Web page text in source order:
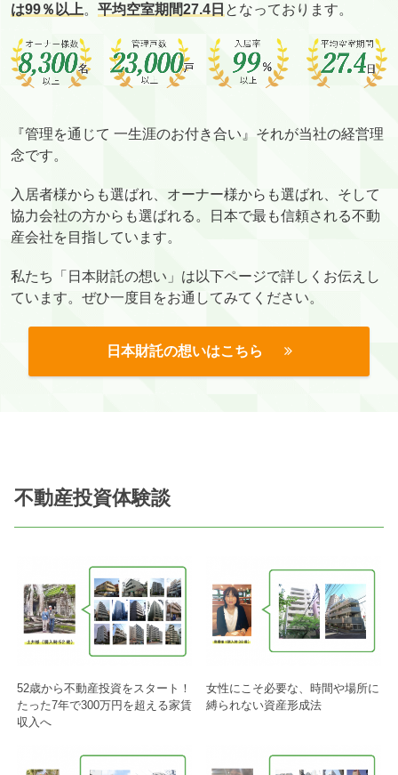
は99％以上。 平均空室期間27.4日 となっております。
『管理を通じて 一生涯のお付き合い』それが当社の経営理
念です。
入居者様からも選ばれ、オーナー様からも選ばれ、そして
協力会社の方からも選ばれる。日本で最も信頼される不動
産会社を目指しています。
私たち「日本財託の想い」は以下ページで詳しくお伝えし
ています。ぜひ一度目をお通してみてください。
日本財託の想いはこちら
不動産投資体験談
52歳から不動産投資をスタート！
たった7年で300万円を超える家賃
収入へ
女性にこそ必要な、時間や場所に
縛られない資産形成法